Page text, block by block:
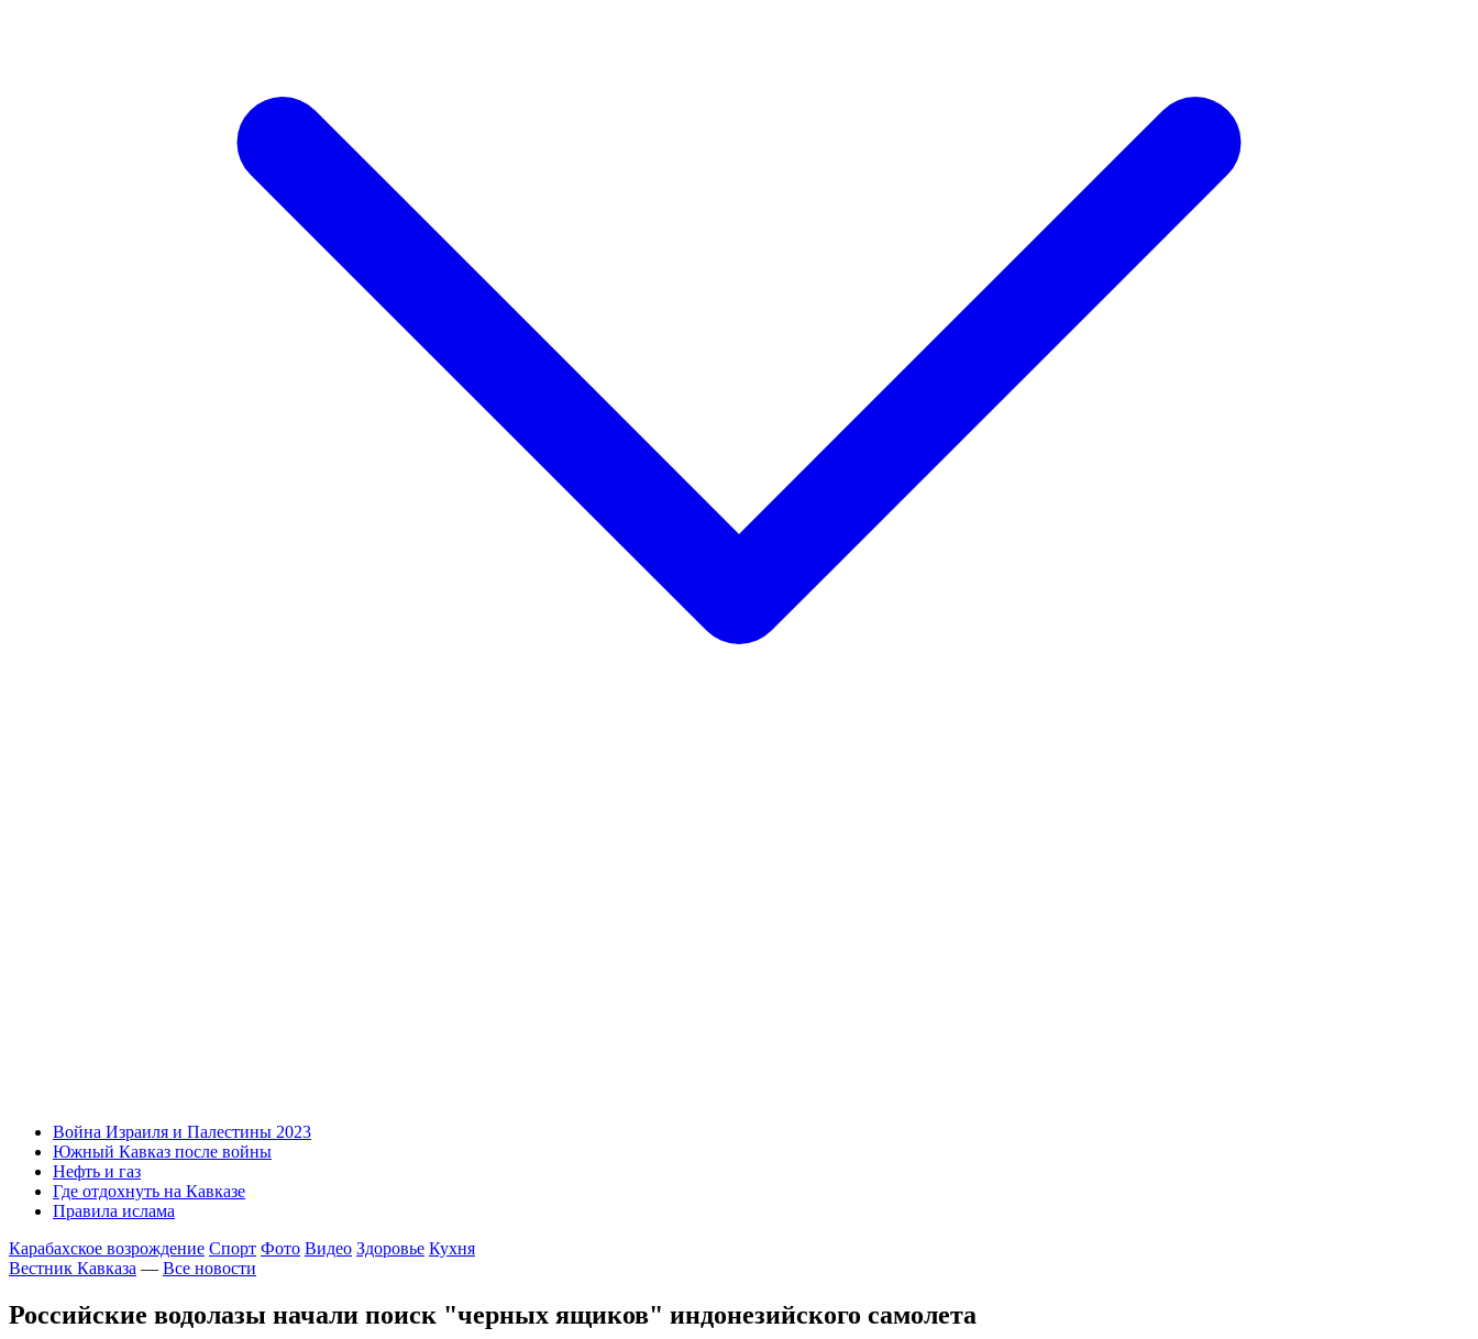
Война Израиля и Палестины 2023
Южный Кавказ после войны
Нефть и газ
Где отдохнуть на Кавказе
Правила ислама
Карабахское возрождение Спорт Фото Видео Здоровье Кухня
Вестник Кавказа — Все новости
Российские водолазы начали поиск "черных ящиков" индонезийского самолета